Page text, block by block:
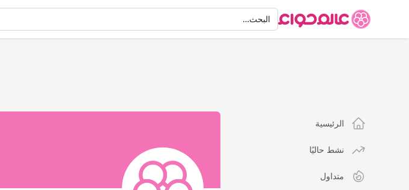
البحثالبحث…
الرئيسية
نشط حاليًا
متداول